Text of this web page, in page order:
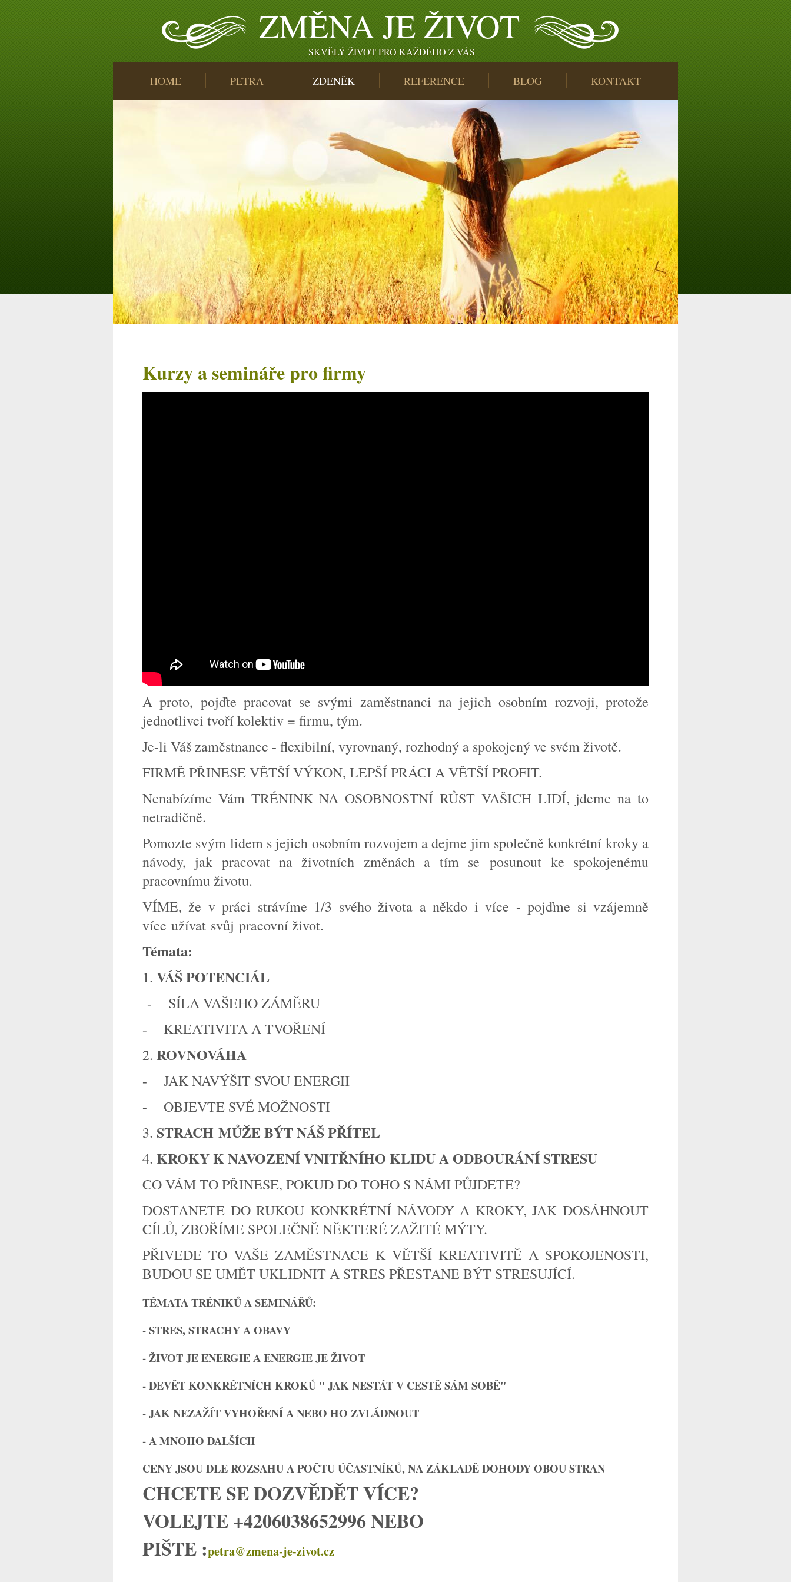
ZMĚNA JE ŽIVOT
SKVĚLÝ ŽIVOT PRO KAŽDÉHO Z VÁS
HOME PETRA ZDENĚK REFERENCE BLOG KONTAKT
Kurzy a semináře pro firmy
A proto, pojďte pracovat se svými zaměstnanci na jejich osobním rozvoji, protože
jednotlivci tvoří kolektiv = firmu, tým.
Je-li Váš zaměstnanec - flexibilní, vyrovnaný, rozhodný a spokojený ve svém životě.
FIRMĚ PŘINESE VĚTŠÍ VÝKON, LEPŠÍ PRÁCI A VĚTŠÍ PROFIT.
Nenabízíme Vám TRÉNINK NA OSOBNOSTNÍ RŮST VAŠICH LIDÍ, jdeme na to
netradičně.
Pomozte svým lidem s jejich osobním rozvojem a dejme jim společně konkrétní kroky a
návody, jak pracovat na životních změnách a tím seposunout ke spokojenému
pracovnímu životu.
VÍME, že v práci strávíme 1/3 svého života a někdo i více - pojďme si vzájemně
více užívat svůj pracovní život.
Témata:
1. VÁŠ POTENCIÁL
- SÍLA VAŠEHO ZÁMĚRU
- KREATIVITA A TVOŘENÍ
2. ROVNOVÁHA
- JAK NAVÝŠIT SVOU ENERGII
- OBJEVTE SVÉ MOŽNOSTI
3. STRACH MŮŽE BÝT NÁŠ PŘÍTEL
4. KROKY K NAVOZENÍ VNITŘNÍHO KLIDU A ODBOURÁNÍ STRESU
CO VÁM TO PŘINESE, POKUD DO TOHO S NÁMI PŮJDETE?
DOSTANETE DO RUKOU KONKRÉTNÍ NÁVODY A KROKY, JAK DOSÁHNOUT
CÍLŮ, ZBOŘÍME SPOLEČNĚ NĚKTERÉ ZAŽITÉ MÝTY.
PŘIVEDE TO VAŠE ZAMĚSTNACE K VĚTŠÍ KREATIVITĚ A SPOKOJENOSTI,
BUDOU SE UMĚT UKLIDNIT A STRES PŘESTANE BÝT STRESUJÍCÍ.
TÉMATA TRÉNIKŮ A SEMINÁŘŮ:
- STRES, STRACHY A OBAVY
- ŽIVOT JE ENERGIE A ENERGIE JE ŽIVOT
- DEVĚT KONKRÉTNÍCH KROKŮ " JAK NESTÁT V CESTĚ SÁM SOBĚ"
- JAK NEZAŽÍT VYHOŘENÍ A NEBO HO ZVLÁDNOUT
- A MNOHO DALŠÍCH
CENY JSOU DLE ROZSAHU A POČTU ÚČASTNÍKŮ, NA ZÁKLADĚ DOHODY OBOU STRAN
CHCETE SE DOZVĚDĚT VÍCE?
VOLEJTE +4206038652996 NEBO
PIŠTE :petra@zmena-je-zivot.cz